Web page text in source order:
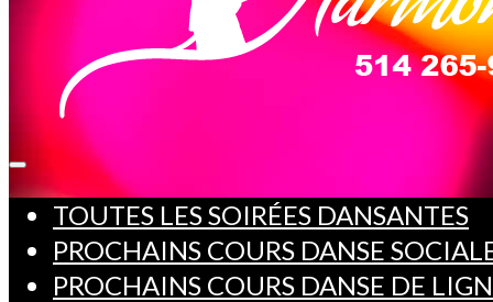
TOUTES LES SOIRÉES DANSANTES
PROCHAINS COURS DANSE
PROCHAINS COURS DANSE DE